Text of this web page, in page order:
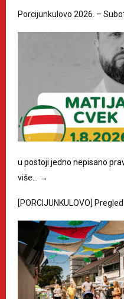
Porcijunkulovo 2026. –
u postoji jedno nepisano
više…
→
[PORCIJUNKULOVO]